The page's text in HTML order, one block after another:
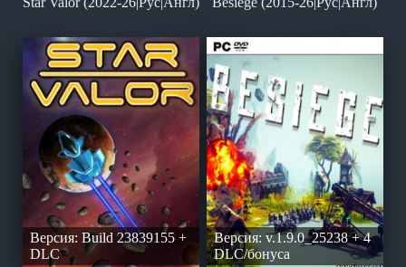
Версия: Build 23839155 +
DLC
Версия: v.1.9.0_25238 + 4
DLC/бонуса